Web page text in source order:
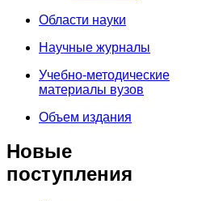
Области науки
Научные журналы
Учебно-методические
материалы вузов
Объем издания
Новые
поступления